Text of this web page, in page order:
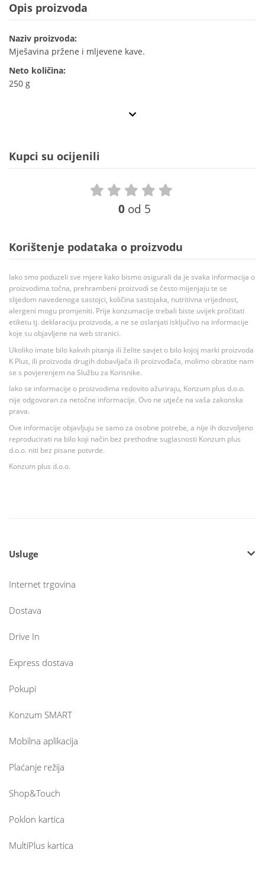
Opis proizvoda
Naziv proizvoda:
Mješavina pržene i mljevene kave.
Neto količina:
250 g
Kupci su ocijenili
0 od 5
Korištenje podataka o proizvodu
Iako smo poduzeli sve mjere kako bismo osigurali da je svaka informacija o
proizvodima točna, prehrambeni proizvodi se često mijenjaju te se
slijedom navedenoga sastojci, količina sastojaka, nutritivna vrijednost,
alergeni mogu promjeniti. Prije konzumacije trebali biste uvijek pročitati
etiketu tj. deklaraciju proizvoda, a ne se oslanjati isključivo na informacije
koje su objavljene na web stranici.
Ukoliko imate bilo kakvih pitanja ili želite savjet o bilo kojoj marki proizvoda
K Plus, ili proizvoda drugih dobavljača ili proizvođača, molimo obratite nam
se s povjerenjem na Službu za Korisnike.
Iako se informacije o proizvodima redovito ažuriraju, Konzum plus d.o.o.
nije odgovoran za netočne informacije. Ovo ne utječe na vaša zakonska
prava.
Ove informacije objavljuju se samo za osobne potrebe, a nije ih dozvoljeno
reproducirati na bilo koji način bez prethodne suglasnosti Konzum plus
d.o.o. niti bez pisane potvrde.
Konzum plus d.o.o.
Usluge
Internet trgovina
Dostava
Drive In
Express dostava
Pokupi
Konzum SMART
Mobilna aplikacija
Plaćanje režija
Shop&Touch
Poklon kartica
MultiPlus kartica